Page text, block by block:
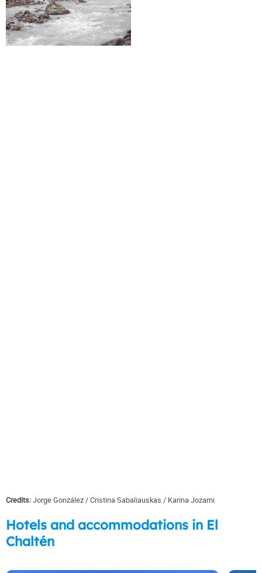
Credits:Jorge González Cristina Sabaliauskas Karina Jozami
Hotels and accommodations in El
Chaltén